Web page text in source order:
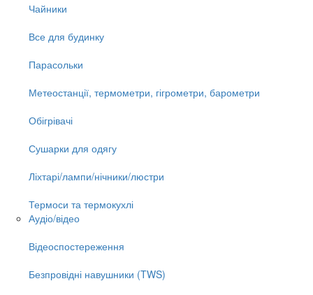
Чайники
Все для будинку
Парасольки
Метеостанції, термометри, гігрометри, барометри
Обігрівачі
Сушарки для одягу
Ліхтарі/лампи/нічники/люстри
Термоси та термокухлі
Аудіо/відео
Відеоспостереження
Безпровідні навушники (TWS)